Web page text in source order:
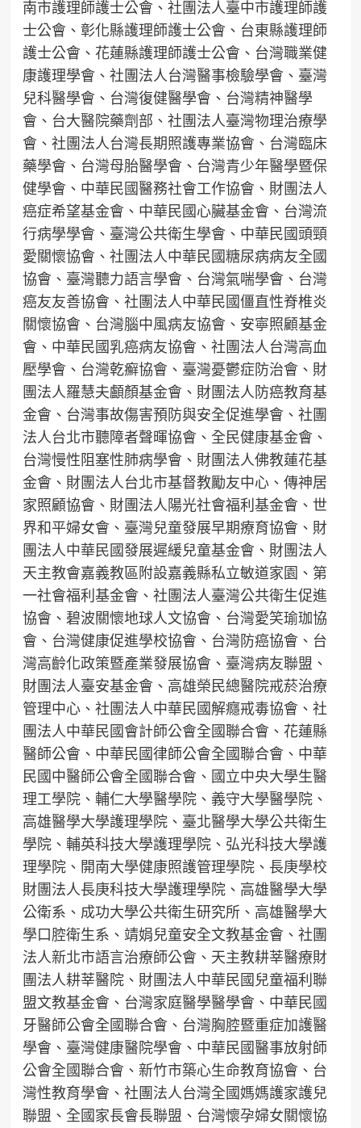
南市護理師護士公會、社團法人臺中市護理師護
士公會、彰化縣護理師護士公會、台東縣護理師
護士公會、花蓮縣護理師護士公會、台灣職業健
康護理學會、社團法人台灣醫事檢驗學會、臺灣
兒科醫學會、台灣復健醫學會、台灣精神醫學
會、台大醫院藥劑部、社團法人臺灣物理治療學
會、社團法人台灣長期照護專業協會、台灣臨床
藥學會、台灣母胎醫學會、台灣青少年醫學暨保
健學會、中華民國醫務社會工作協會、財團法人
癌症希望基金會、中華民國心臟基金會、台灣流
行病學學會、臺灣公共衛生學會、中華民國頭頸
愛關懷協會、社團法人中華民國糖尿病病友全國
協會、臺灣聽力語言學會、台灣氣喘學會、台灣
癌友友善協會、社團法人中華民國僵直性脊椎炎
關懷協會、台灣腦中風病友協會、安寧照顧基金
會、中華民國乳癌病友協會、社團法人台灣高血
壓學會、台灣乾癬協會、臺灣憂鬱症防治會、財
團法人羅慧夫顱顏基金會、財團法人防癌教育基
金會、台灣事故傷害預防與安全促進學會、社團
法人台北市聽障者聲暉協會、全民健康基金會、
台灣慢性阻塞性肺病學會、財團法人佛教蓮花基
金會、財團法人台北市基督教勵友中心、傳神居
家照顧協會、財團法人陽光社會福利基金會、世
界和平婦女會、臺灣兒童發展早期療育協會、財
團法人中華民國發展遲緩兒童基金會、財團法人
天主教會嘉義教區附設嘉義縣私立敏道家園、第
一社會福利基金會、社團法人臺灣公共衛生促進
協會、碧波關懷地球人文協會、台灣愛笑瑜珈協
會、台灣健康促進學校協會、台灣防癌協會、台
灣高齡化政策暨產業發展協會、臺灣病友聯盟、
財團法人臺安基金會、高雄榮民總醫院戒菸治療
管理中心、社團法人中華民國解癮戒毒協會、社
團法人中華民國會計師公會全國聯合會、花蓮縣
醫師公會、中華民國律師公會全國聯合會、中華
民國中醫師公會全國聯合會、國立中央大學生醫
理工學院、輔仁大學醫學院、義守大學醫學院、
高雄醫學大學護理學院、臺北醫學大學公共衛生
學院、輔英科技大學護理學院、弘光科技大學護
理學院、開南大學健康照護管理學院、長庚學校
財團法人長庚科技大學護理學院、高雄醫學大學
公衛系、成功大學公共衛生研究所、高雄醫學大
學口腔衛生系、靖娟兒童安全文教基金會、社團
法人新北市語言治療師公會、天主教耕莘醫療財
團法人耕莘醫院、財團法人中華民國兒童福利聯
盟文教基金會、台灣家庭醫學醫學會、中華民國
牙醫師公會全國聯合會、台灣胸腔暨重症加護醫
學會、臺灣健康醫院學會、中華民國醫事放射師
公會全國聯合會、新竹市築心生命教育協會、台
灣性教育學會、社團法人台灣全國媽媽護家護兒
聯盟、全國家長會長聯盟、台灣懷孕婦女關懷協